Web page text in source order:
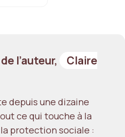
l’auteur,
Claire
depuis une dizaine
ce qui touche à la
protection sociale :